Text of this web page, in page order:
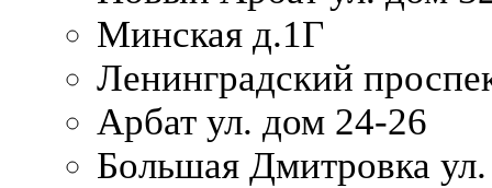
Минская д.1Г
Ленинградский
Арбат ул. дом 24-26
Большая Дмитровка